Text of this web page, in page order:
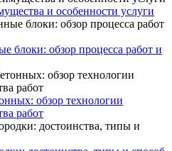
и особенности услуги
блоки: обзор процесса работ и
обзор технологии
работ